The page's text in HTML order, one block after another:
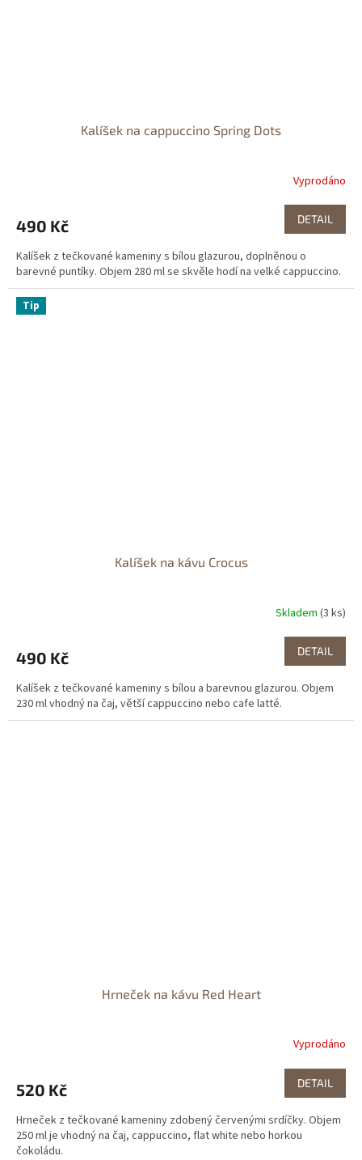
Kalíšek na cappuccino Spring Dots
Vyprodáno
490 Kč DETAIL
Kalíšek z tečkované kameniny s bílou glazurou, doplněnou o
barevné puntíky. Objem 280 ml se skvěle hodí na velké cappuccino.
Tip
Kalíšek na kávu Crocus
Skladem (3 ks)
490 Kč DETAIL
Kalíšek z tečkované kameniny s bílou a barevnou glazurou. Objem
230 ml vhodný na čaj, větší cappuccino nebo cafe latté.
Hrneček na kávu Red Heart
Vyprodáno
520 Kč DETAIL
Hrneček z tečkované kameniny zdobený červenými srdíčky. Objem
250 ml je vhodný na čaj, cappuccino, flat white nebo horkou
čokoládu.